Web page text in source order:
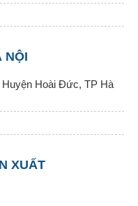
NỘI
Huyện Hoài Đức, TP Hà
XUẤT